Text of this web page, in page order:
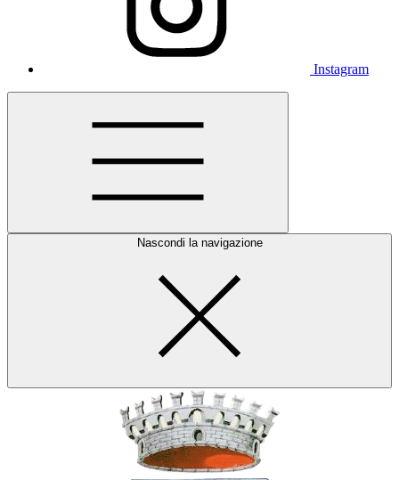
Instagram
Nascondi la navigazione